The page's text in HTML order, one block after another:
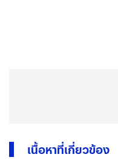
เนื้อหาที่เกี่ยวข้อง